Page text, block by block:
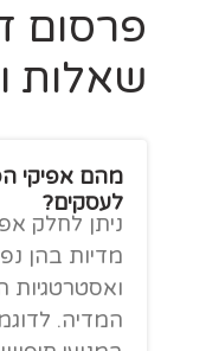
פרסום
שאלות
מהם אפיקי
לעסקים?
ניתן לחלק
מדיות בהן
ואסטרטגיות
המדיה.